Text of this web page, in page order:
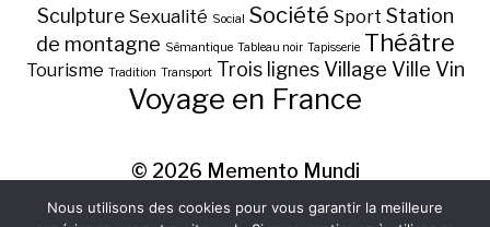
Sculpture Sexualité Social Société Sport Station
de montagne Sémantique Tableau noir Tapisserie Théâtre
Tourisme Tradition Transport Trois lignes Village Ville Vin
Voyage en France
© 2026 Memento Mundi
Nous utilisons des cookies pour vous garantir la meilleure